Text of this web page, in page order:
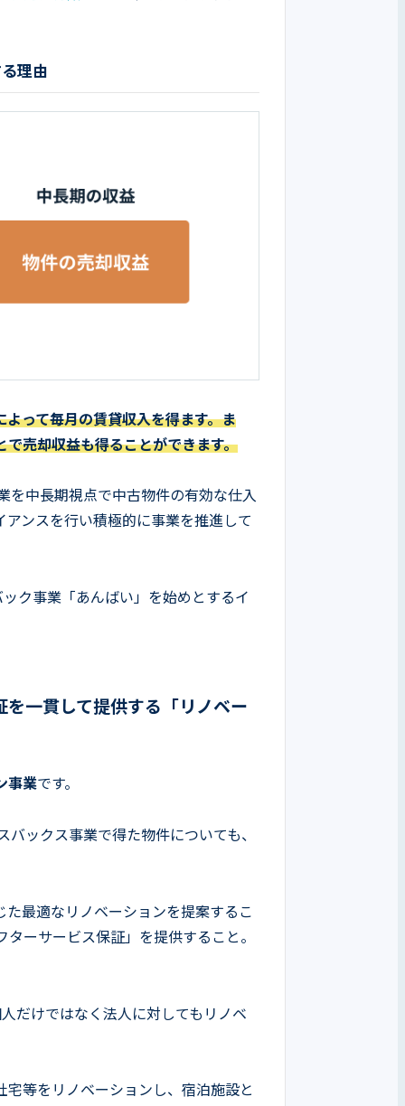
理由
って毎月の賃貸収入を得ます。ま
売却収益も得ることができます。
を中長期視点で中古物件の有効な仕入
ンスを行い積極的に事業を推進して
ク事業「あんばい」を始めとするイ
一貫して提供する「リノベー
事業です。
ックス事業で得た物件についても、
最適なリノベーションを提案するこ
ーサービス保証」を提供すること。
だけではなく法人に対してもリノベ
等をリノベーションし、宿泊施設と